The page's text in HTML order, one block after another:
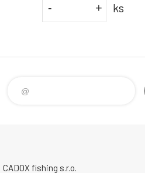
- + ks
CADOX fishing s.r.o.